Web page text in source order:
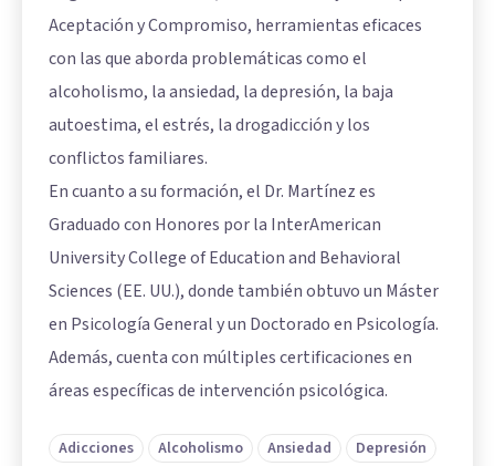
Aceptación y Compromiso, herramientas eficaces
con las que aborda problemáticas como el
alcoholismo, la ansiedad, la depresión, la baja
autoestima, el estrés, la drogadicción y los
conflictos familiares.
En cuanto a su formación, el Dr. Martínez es
Graduado con Honores por la InterAmerican
University College of Education and Behavioral
Sciences (EE. UU.), donde también obtuvo un Máster
en Psicología General y un Doctorado en Psicología.
Además, cuenta con múltiples certificaciones en
áreas específicas de intervención psicológica.
Adicciones Alcoholismo Ansiedad
Depresión